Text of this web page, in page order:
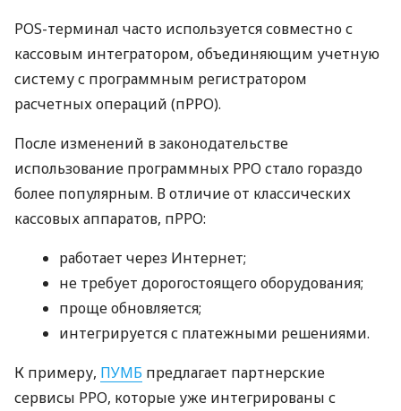
POS-терминал часто используется совместно с
кассовым интегратором, объединяющим учетную
систему с программным регистратором
расчетных операций (пРРО).
После изменений в законодательстве
использование программных РРО стало гораздо
более популярным. В отличие от классических
кассовых аппаратов, пРРО:
работает через Интернет;
не требует дорогостоящего оборудования;
проще обновляется;
интегрируется с платежными решениями.
К примеру, ПУМБ предлагает партнерские
сервисы РРО, которые уже интегрированы с